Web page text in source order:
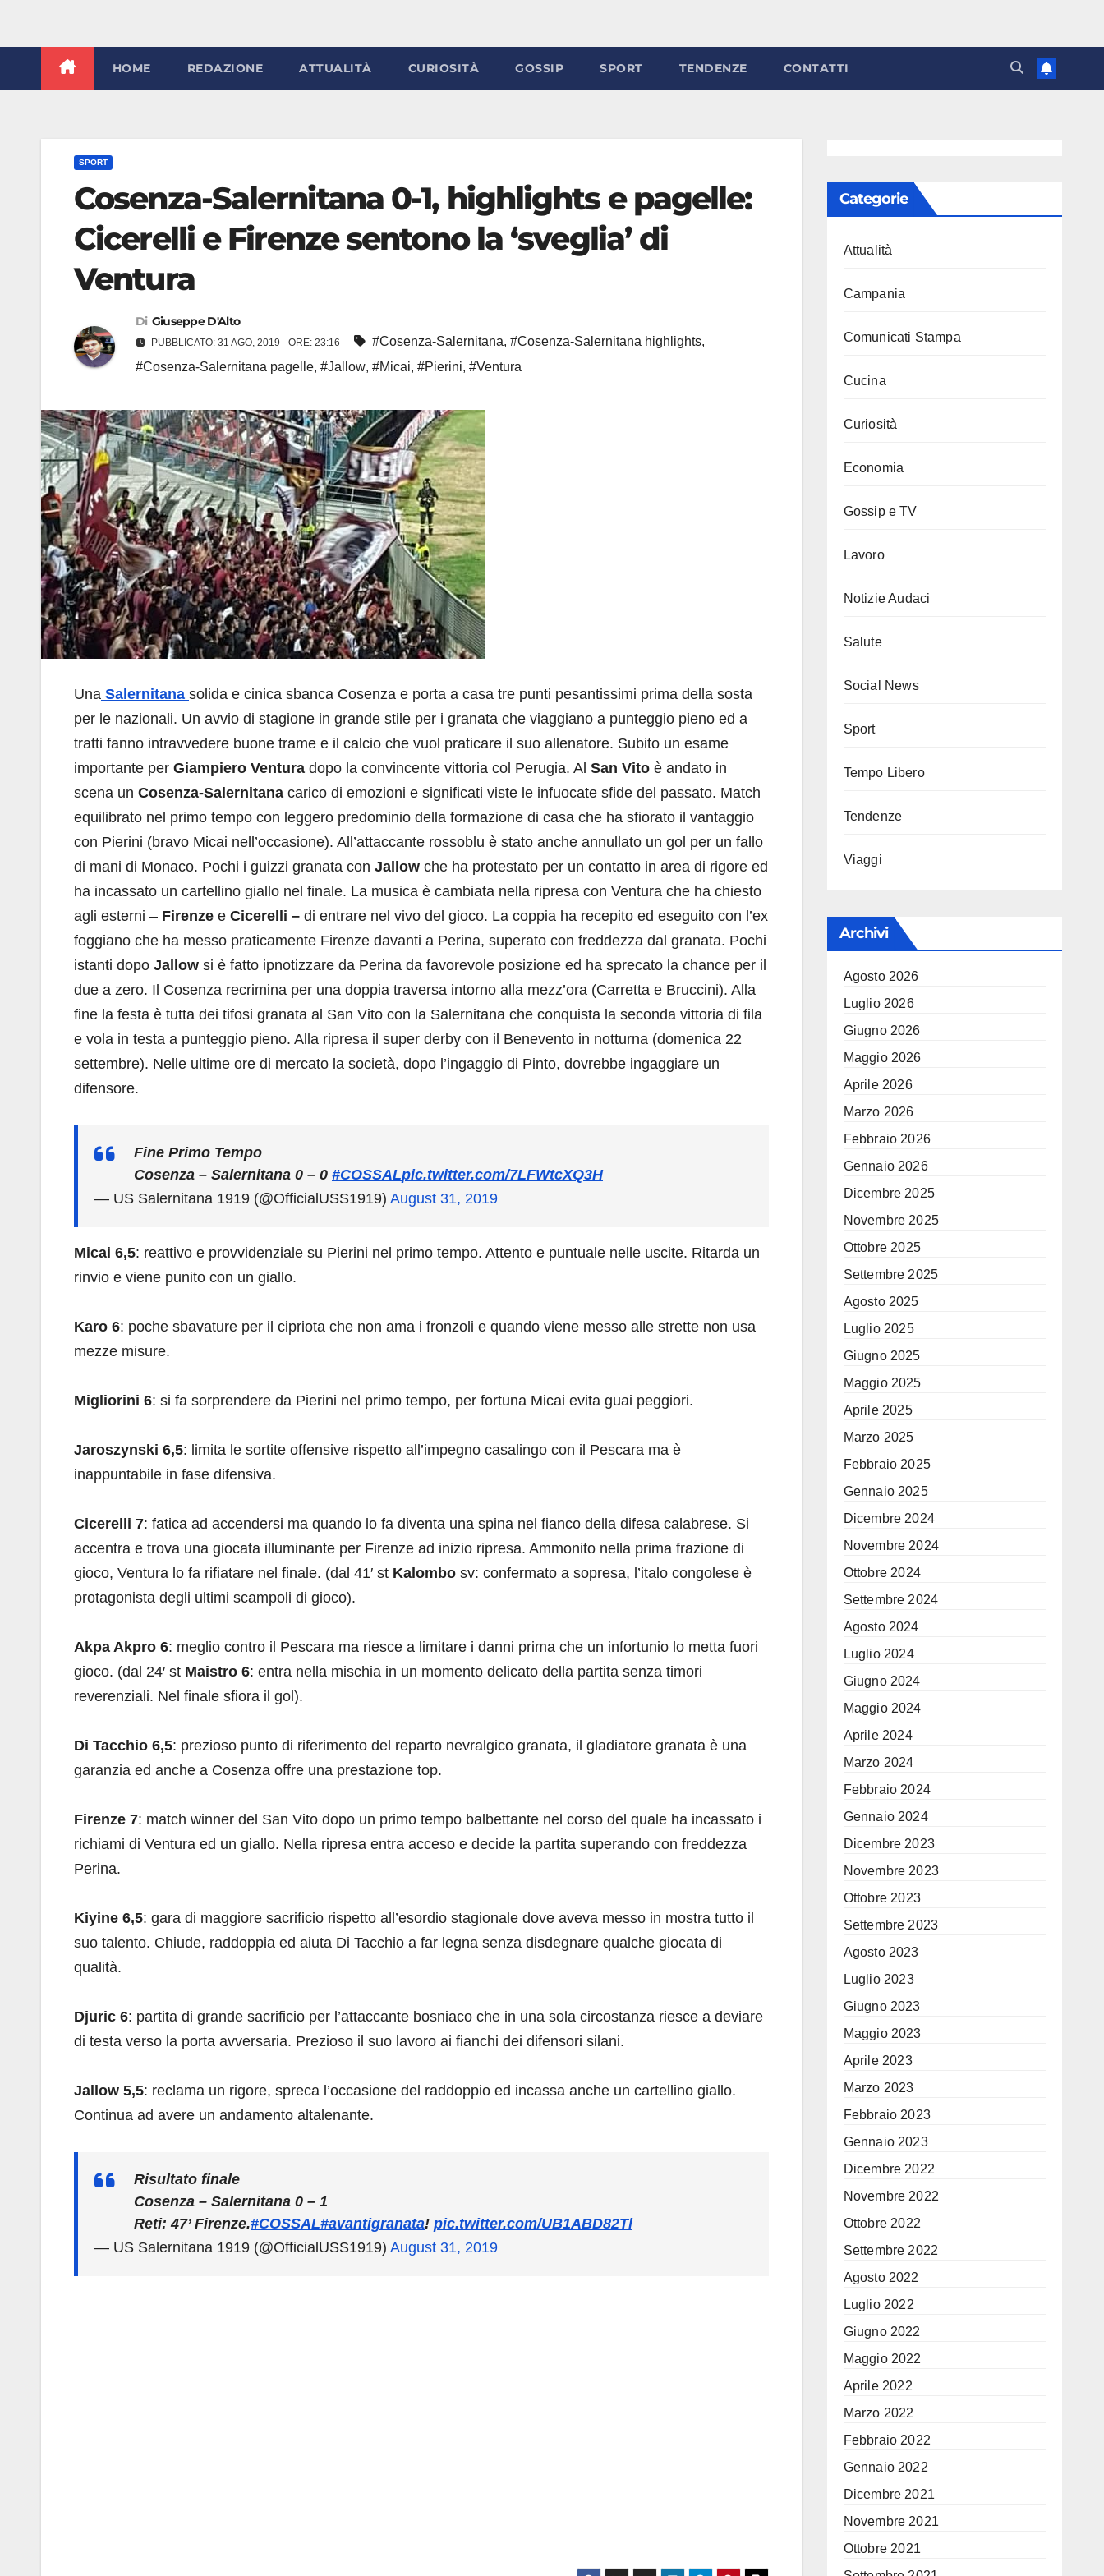
HOME REDAZIONE ATTUALITÀ CURIOSITÀ GOSSIP SPORT TENDENZE CONTATTI
SPORT
Cosenza-Salernitana 0-1, highlights e pagelle:
Cicerelli e Firenze sentono la ‘sveglia’ di
Ventura
Di Giuseppe D'Alto
PUBBLICATO: 31 AGO, 2019 - ORE: 23:16 #Cosenza-Salernitana, #Cosenza-Salernitana highlights,
#Cosenza-Salernitana pagelle, #Jallow, #Micai, #Pierini, #Ventura
Una Salernitana solida e cinica sbanca Cosenza e porta a casa tre punti pesantissimi prima della sosta
per le nazionali. Un avvio di stagione in grande stile per i granata che viaggiano a punteggio pieno ed a
tratti fanno intravvedere buone trame e il calcio che vuol praticare il suo allenatore. Subito un esame
importante per Giampiero Ventura dopo la convincente vittoria col Perugia. Al San Vito è andato in
scena un Cosenza-Salernitana carico di emozioni e significati viste le infuocate sfide del passato. Match
equilibrato nel primo tempo con leggero predominio della formazione di casa che ha sfiorato il vantaggio
con Pierini (bravo Micai nell’occasione). All’attaccante rossoblu è stato anche annullato un gol per un fallo
di mani di Monaco. Pochi i guizzi granata con Jallow che ha protestato per un contatto in area di rigore ed
ha incassato un cartellino giallo nel finale. La musica è cambiata nella ripresa con Ventura che ha chiesto
agli esterni – Firenze e Cicerelli – di entrare nel vivo del gioco. La coppia ha recepito ed eseguito con l’ex
foggiano che ha messo praticamente Firenze davanti a Perina, superato con freddezza dal granata. Pochi
istanti dopo Jallow si è fatto ipnotizzare da Perina da favorevole posizione ed ha sprecato la chance per il
due a zero. Il Cosenza recrimina per una doppia traversa intorno alla mezz’ora (Carretta e Bruccini). Alla
fine la festa è tutta dei tifosi granata al San Vito con la Salernitana che conquista la seconda vittoria di fila
e vola in testa a punteggio pieno. Alla ripresa il super derby con il Benevento in notturna (domenica 22
settembre). Nelle ultime ore di mercato la società, dopo l’ingaggio di Pinto, dovrebbe ingaggiare un
difensore.
Fine Primo Tempo
Cosenza – Salernitana 0 – 0 #COSSALpic.twitter.com/7LFWtcXQ3H
— US Salernitana 1919 (@OfficialUSS1919) August 31, 2019
Micai 6,5: reattivo e provvidenziale su Pierini nel primo tempo. Attento e puntuale nelle uscite. Ritarda un
rinvio e viene punito con un giallo.
Karo 6: poche sbavature per il cipriota che non ama i fronzoli e quando viene messo alle strette non usa
mezze misure.
Migliorini 6: si fa sorprendere da Pierini nel primo tempo, per fortuna Micai evita guai peggiori.
Jaroszynski 6,5: limita le sortite offensive rispetto all’impegno casalingo con il Pescara ma è
inappuntabile in fase difensiva.
Cicerelli 7: fatica ad accendersi ma quando lo fa diventa una spina nel fianco della difesa calabrese. Si
accentra e trova una giocata illuminante per Firenze ad inizio ripresa. Ammonito nella prima frazione di
gioco, Ventura lo fa rifiatare nel finale. (dal 41′ st Kalombo sv: confermato a sopresa, l’italo congolese è
protagonista degli ultimi scampoli di gioco).
Akpa Akpro 6: meglio contro il Pescara ma riesce a limitare i danni prima che un infortunio lo metta fuori
gioco. (dal 24′ st Maistro 6: entra nella mischia in un momento delicato della partita senza timori
reverenziali. Nel finale sfiora il gol).
Di Tacchio 6,5: prezioso punto di riferimento del reparto nevralgico granata, il gladiatore granata è una
garanzia ed anche a Cosenza offre una prestazione top.
Firenze 7: match winner del San Vito dopo un primo tempo balbettante nel corso del quale ha incassato i
richiami di Ventura ed un giallo. Nella ripresa entra acceso e decide la partita superando con freddezza
Perina.
Kiyine 6,5: gara di maggiore sacrificio rispetto all’esordio stagionale dove aveva messo in mostra tutto il
suo talento. Chiude, raddoppia ed aiuta Di Tacchio a far legna senza disdegnare qualche giocata di
qualità.
Djuric 6: partita di grande sacrificio per l’attaccante bosniaco che in una sola circostanza riesce a deviare
di testa verso la porta avversaria. Prezioso il suo lavoro ai fianchi dei difensori silani.
Jallow 5,5: reclama un rigore, spreca l’occasione del raddoppio ed incassa anche un cartellino giallo.
Continua ad avere un andamento altalenante.
Risultato finale
Cosenza – Salernitana 0 – 1
Reti: 47’ Firenze.#COSSAL#avantigranata! pic.twitter.com/UB1ABD82Tl
— US Salernitana 1919 (@OfficialUSS1919) August 31, 2019
Categorie
Attualità
Campania
Comunicati Stampa
Cucina
Curiosità
Economia
Gossip e TV
Lavoro
Notizie Audaci
Salute
Social News
Sport
Tempo Libero
Tendenze
Viaggi
Archivi
Agosto 2026
Luglio 2026
Giugno 2026
Maggio 2026
Aprile 2026
Marzo 2026
Febbraio 2026
Gennaio 2026
Dicembre 2025
Novembre 2025
Ottobre 2025
Settembre 2025
Agosto 2025
Luglio 2025
Giugno 2025
Maggio 2025
Aprile 2025
Marzo 2025
Febbraio 2025
Gennaio 2025
Dicembre 2024
Novembre 2024
Ottobre 2024
Settembre 2024
Agosto 2024
Luglio 2024
Giugno 2024
Maggio 2024
Aprile 2024
Marzo 2024
Febbraio 2024
Gennaio 2024
Dicembre 2023
Novembre 2023
Ottobre 2023
Settembre 2023
Agosto 2023
Luglio 2023
Giugno 2023
Maggio 2023
Aprile 2023
Marzo 2023
Febbraio 2023
Gennaio 2023
Dicembre 2022
Novembre 2022
Ottobre 2022
Settembre 2022
Agosto 2022
Luglio 2022
Giugno 2022
Maggio 2022
Aprile 2022
Marzo 2022
Febbraio 2022
Gennaio 2022
Dicembre 2021
Novembre 2021
Ottobre 2021